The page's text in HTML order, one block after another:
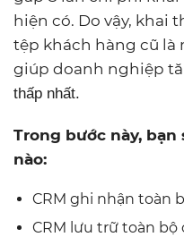
hiện có. Do vậy, khai
tệp khách hàng cũ là
giúp doanh nghiệp
thấp nhất.
Trong bước này, bạn
nào:
CRM ghi nhận toàn
CRM lưu trữ toàn bộ